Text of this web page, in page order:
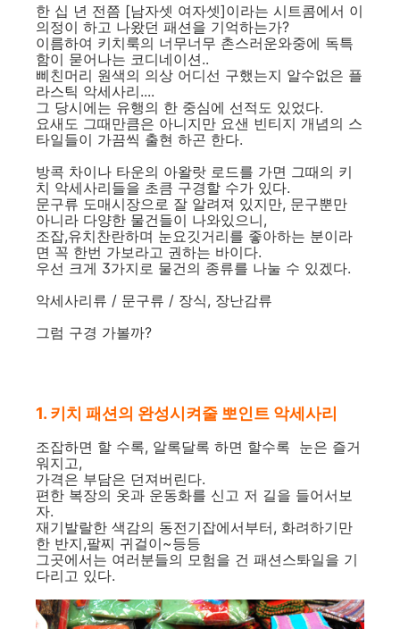
한 십 년 전쯤 [남자셋 여자셋]이라는 시트콤에서 이
의정이 하고 나왔던 패션을 기억하는가?
이름하여 키치룩의 너무너무 촌스러운와중에 독특
함이 묻어나는 코디네이션..
삐친머리 원색의 의상 어디선 구했는지 알수없은 플
라스틱 악세사리....
그 당시에는 유행의 한 중심에 선적도 있었다.
요새도 그때만큼은 아니지만 요샌 빈티지 개념의 스
타일들이 가끔씩 출현 하곤 한다.
방콕 차이나 타운의 아왈랏 로드를 가면 그때의 키
치 악세사리들을 초큼 구경할 수가 있다.
문구류 도매시장으로 잘 알려져 있지만, 문구뿐만
아니라 다양한 물건들이 나와있으니,
조잡,유치찬란하며 눈요깃거리를 좋아하는 분이라
면 꼭 한번 가보라고 권하는 바이다.
우선 크게 3가지로 물건의 종류를 나눌 수 있겠다.
악세사리류 / 문구류 / 장식, 장난감류
그럼 구경 가볼까?
1. 키치 패션의 완성시켜줄 뽀인트 악세사리
조잡하면 할 수록, 알록달록 하면 할수록 눈은 즐거
워지고,
가격은 부담은 던져버린다.
편한 복장의 옷과 운동화를 신고 저 길을 들어서보
자.
재기발랄한 색감의 동전기잡에서부터, 화려하기만
한 반지,팔찌 귀걸이~등등
그곳에서는 여러분들의 모험을 건 패션스톼일을 기
다리고 있다.